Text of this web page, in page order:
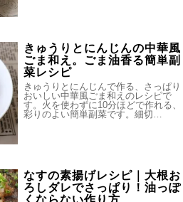
きゅうりとにんじんの中華風
ごま和え。ごま油香る簡単副
菜レシピ
きゅうりとにんじんで作る、さっぱり
おいしい中華風ごま和えのレシピで
す。火を使わずに10分ほどで作れる、
彩りのよい簡単副菜です。細切…
なすの素揚げレシピ｜大根お
ろしダレでさっぱり！油っぽ
くならない作り方